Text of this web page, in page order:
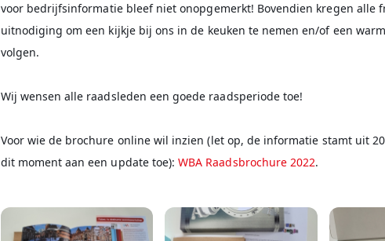
voor bedrijfsinformatie bleef niet onopgemerkt! Bovendien kregen alle
uitnodiging om een kijkje bij ons in de keuken te nemen en/of een
volgen.
Wij wensen alle raadsleden een goede raadsperiode toe!
Voor wie de brochure online wil inzien (let op, de informatie stamt uit
dit moment aan een update toe):WBA Raadsbrochure 2022.